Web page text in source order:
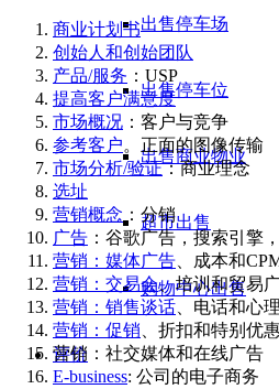
出售停车场
出售停车位
出售商业物业
超市出售
购物中心出售
评价
商业计划书
创始人和创始团队
产品/服务 ：USP
提高客户满意度
市场概况 ：客户与竞争
参考客户。正面的图像传输
市场分析/验证：商业理念
选址
营销概念 ：分销
广告 ：谷歌广告，搜索引擎
营销：媒体广告 、成本和
营销：交易会、培训和贸易
营销：销售谈话 、电话和心
营销：促销 、折扣和特别优
营销：社交媒体和在线广告
E-business: 公司的电子商务